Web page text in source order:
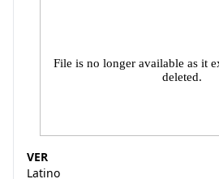
VER
Latino